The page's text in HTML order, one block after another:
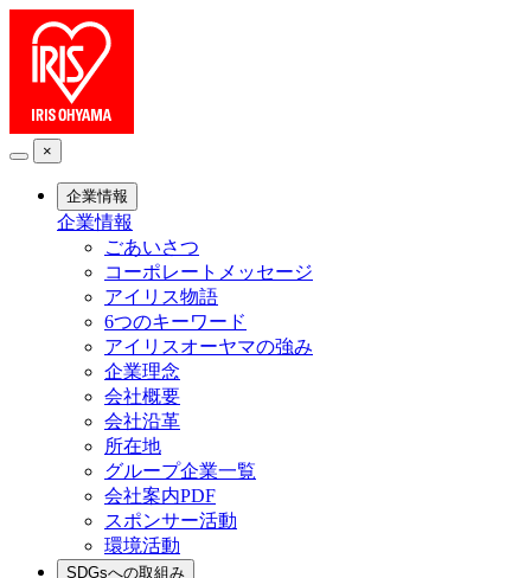
×
企業情報
企業情報
ごあいさつ
コーポレートメッセージ
アイリス物語
6つのキーワード
アイリスオーヤマの強み
企業理念
会社概要
会社沿革
所在地
グループ企業一覧
会社案内PDF
スポンサー活動
環境活動
SDGsへの取組み